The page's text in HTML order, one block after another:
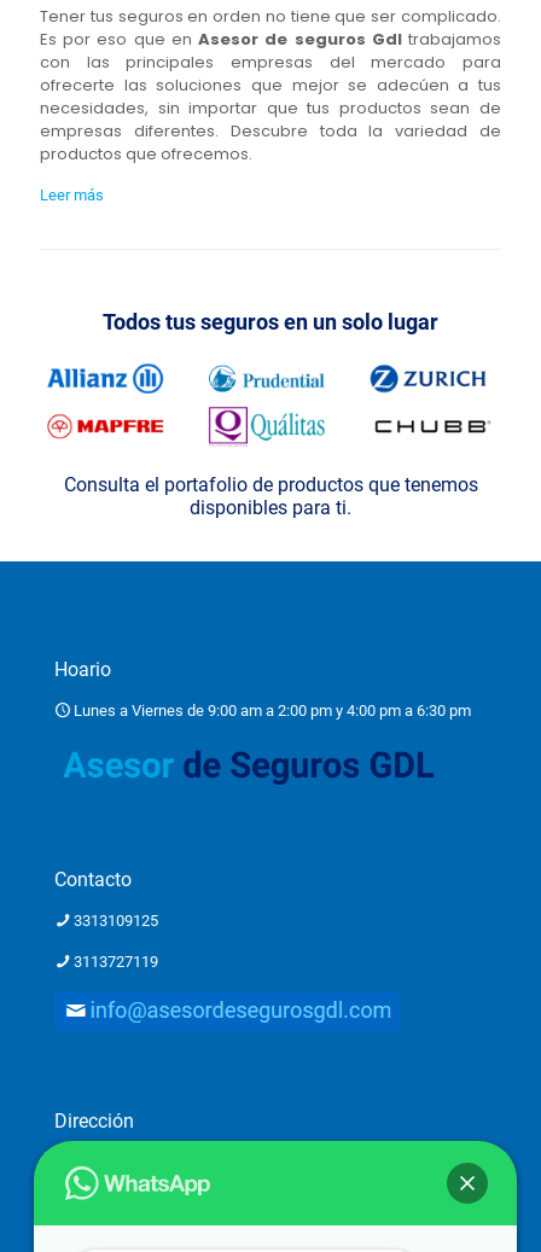
Tener tus seguros en orden no tiene que ser complicado.
Es por eso que enAsesor de seguros Gdltrabajamos
con las principales empresas del mercado para
ofrecerte las soluciones que mejor se adecúen a tus
necesidades, sin importar que tus productos sean de
empresas diferentes. Descubre toda la variedad de
productos que ofrecemos.
Leer más
Todos tus seguros en un solo lugar
Consulta el portafolio de productos que tenemos
disponibles para ti.
Hoario
Lunes a Viernes de 9:00 am a 2:00 pm y 4:00 pm a 6:30 pm
Contacto
3313109125
3113727119
Dirección
Dirección: Ostia 2782-piso 1, Providencia 2a. Secc, 44648
Guadalajara, Jal.
Atención a clientes solo con previa cita